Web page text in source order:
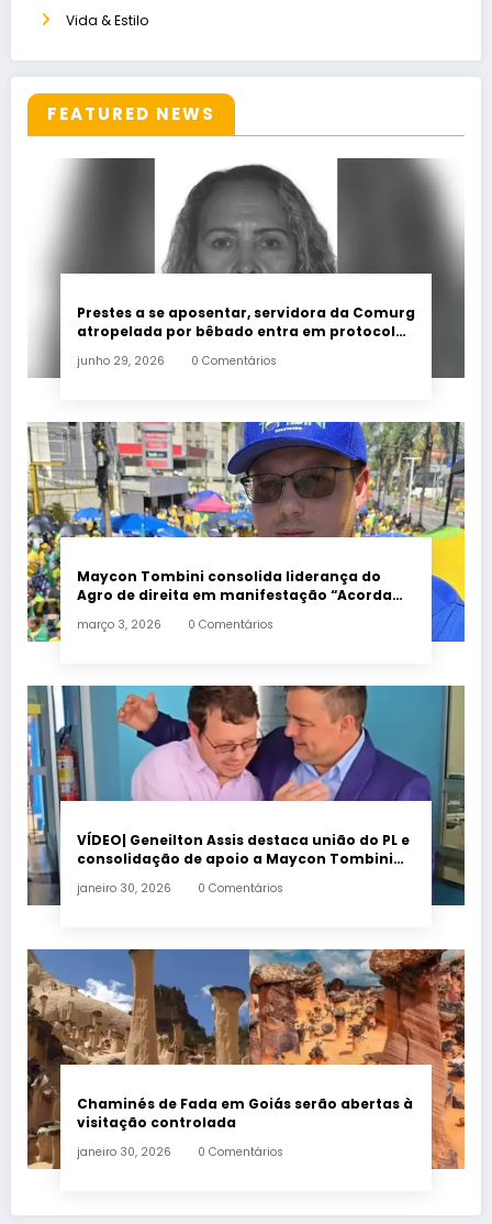
Vida & Estilo
FEATURED NEWS
Prestes a se aposentar, servidora da Comurg
atropelada por bêbado entra em protocolo
junho 29, 2026 0 Comentários
Maycon Tombini consolida liderança do
Agro de direita em manifestação “Acorda
março 3, 2026 0 Comentários
VÍDEO| Geneilton Assis destaca união do PL e
consolidação de apoio a Maycon Tombini
janeiro 30, 2026 0 Comentários
Chaminés de Fada em Goiás serão abertas à
visitação controlada
janeiro 30, 2026 0 Comentários